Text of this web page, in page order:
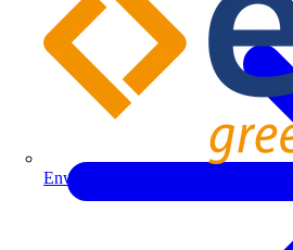
Enwitec